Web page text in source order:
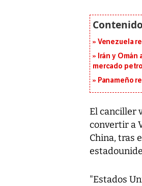
Venezuela
Irán y
mercado
Panameño
El canciller
convertir a
China, tras
"Estados